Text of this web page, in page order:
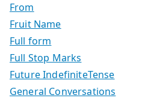
From
Fruit Name
Full form
Full Stop Marks
Future IndefiniteTense
General Conversations